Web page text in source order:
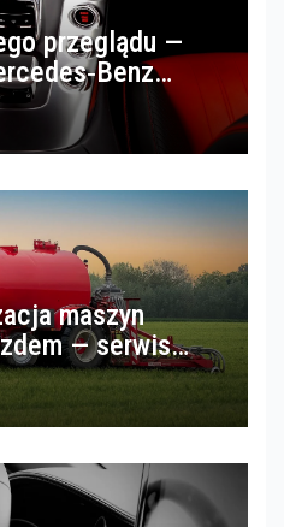
przeglądu —
maszyn
— serwis
Gorzowa